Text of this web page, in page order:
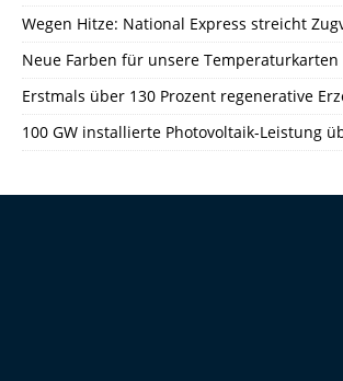
Wegen Hitze: National Express streicht
Neue Farben für unsere Temperaturkarten
Erstmals über 130 Prozent regenerative
100 GW installierte Photovoltaik-Leistung